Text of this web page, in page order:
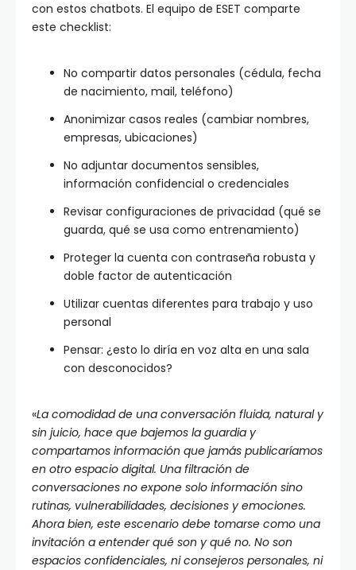
con estos chatbots. El equipo de ESET comparte
este checklist:
No compartir datos personales (cédula, fecha
de nacimiento, mail, teléfono)
Anonimizar casos reales (cambiar nombres,
empresas, ubicaciones)
No adjuntar documentos sensibles,
información confidencial o credenciales
Revisar configuraciones de privacidad (qué se
guarda, qué se usa como entrenamiento)
Proteger la cuenta con contraseña robusta y
doble factor de autenticación
Utilizar cuentas diferentes para trabajo y uso
personal
Pensar: ¿esto lo diría en voz alta en una sala
con desconocidos?
«La comodidad de una conversación fluida, natural y
sin juicio, hace que bajemos la guardia y
compartamos información que jamás publicaríamos
en otro espacio digital. Una filtración de
conversaciones no expone solo información sino
rutinas, vulnerabilidades, decisiones y emociones.
Ahora bien, este escenario debe tomarse como una
invitación a entender qué son y qué no. No son
espacios confidenciales, ni consejeros personales, ni